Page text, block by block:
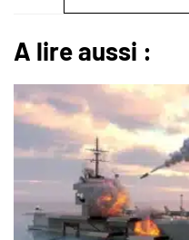
A lire aussi :